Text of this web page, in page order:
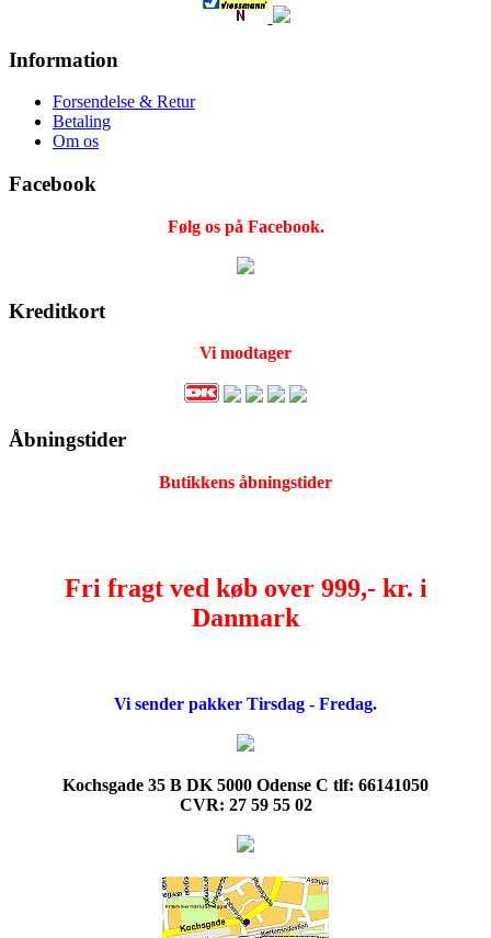
Information
Forsendelse & Retur
Betaling
Om os
Facebook
Følg os på Facebook.
Kreditkort
Vi modtager
Åbningstider
Butikkens åbningstider
Fri fragt ved køb over 999,- kr. i
Danmark
Vi sender pakker Tirsdag - Fredag.
Kochsgade 35 B DK 5000 Odense C tlf: 66141050
CVR: 27 59 55 02